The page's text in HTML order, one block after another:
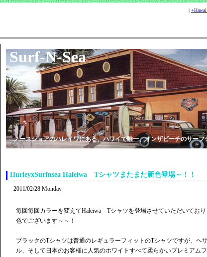
|
Surf-N-Sea
ノースショアのハレイワにある、ハワイで唯一、オンザビーチのサーフ
HurleyxSurfnsea Haleiwa Tシャツまたまた新色登場～！！
2011/02/28 Monday
毎回毎回カラーを変えてHaleiwa Tシャツを登場させていただいてお
色でございます～～！
ブラックのTシャツは普通のレギュラーフィットのTシャツですが、ヘ
ル、そして日本のお客様に人気のホワイトすべて柔らかいプレミアム